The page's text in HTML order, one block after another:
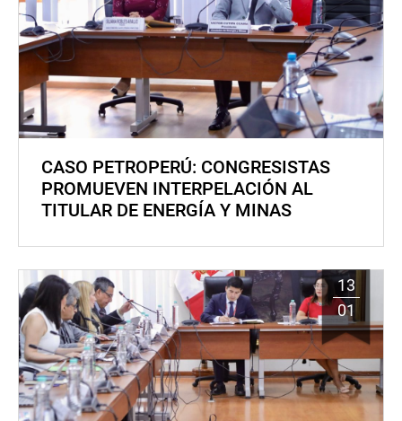
CASO PETROPERÚ: CONGRESISTAS
PROMUEVEN INTERPELACIÓN AL
TITULAR DE ENERGÍA Y MINAS
13
01